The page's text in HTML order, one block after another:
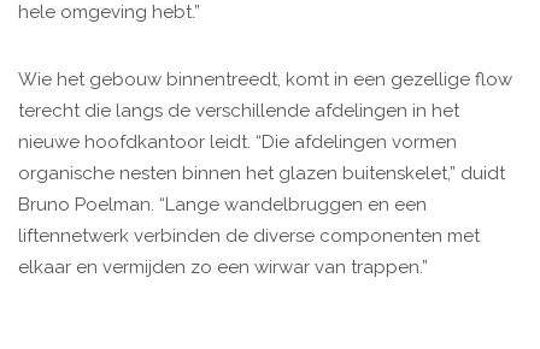
hele omgeving hebt.”
Wie het gebouw binnentreedt, komt in een gezellige flow
terecht die langs de verschillende afdelingen in het
nieuwe hoofdkantoor leidt. “Die afdelingen vormen
organische nesten binnen het glazen buitenskelet,” duidt
Bruno Poelman. “Lange wandelbruggen en een
liftennetwerk verbinden de diverse componenten met
elkaar en vermijden zo een wirwar van trappen.”